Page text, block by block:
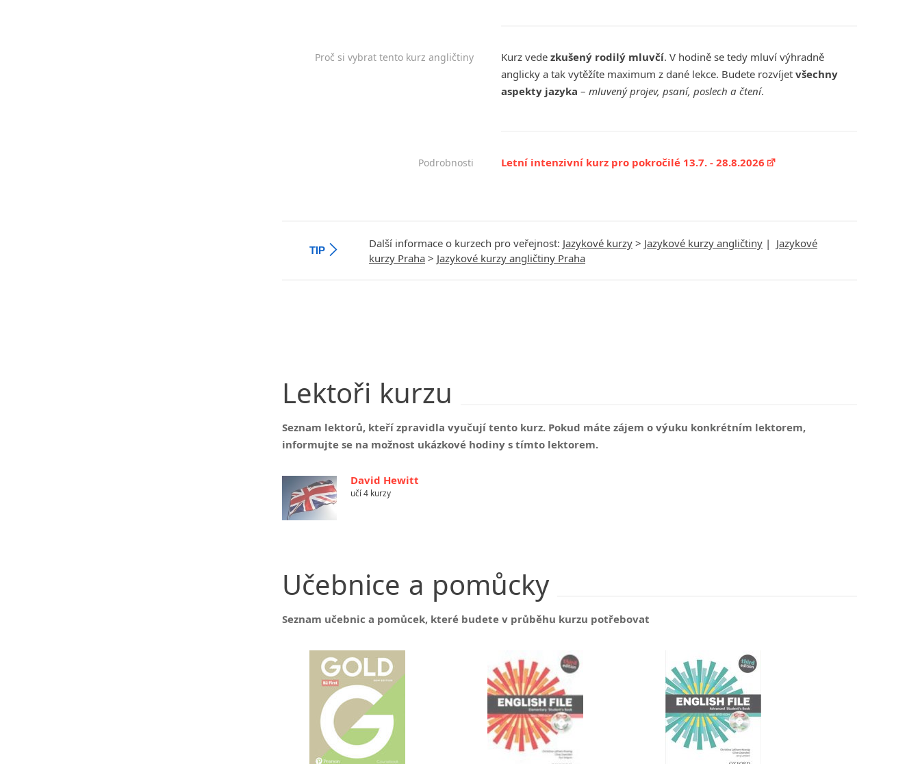
Proč si vybrat tento kurz angličtiny Kurz vede zkušený rodilý mluvčí. V hodině se tedy mluví výhradně
anglicky a tak vytěžíte maximum z dané lekce. Budete rozvíjet všechny
aspekty jazyka – mluvený projev, psaní, poslech a čtení.
Podrobnosti Letní intenzivní kurz pro pokročilé 13.7. - 28.8.2026
TIP
Další informace o kurzech pro veřejnost: Jazykové kurzy > Jazykové kurzy angličtiny | Jazykové
kurzy Praha > Jazykové kurzy angličtiny Praha
Lektoři kurzu
Seznam lektorů, kteří zpravidla vyučují tento kurz. Pokud máte zájem o výuku konkrétním lektorem,
informujte se na možnost ukázkové hodiny s tímto lektorem.
David Hewitt
učí 4 kurzy
Učebnice a pomůcky
Seznam učebnic a pomůcek, které budete v průběhu kurzu potřebovat